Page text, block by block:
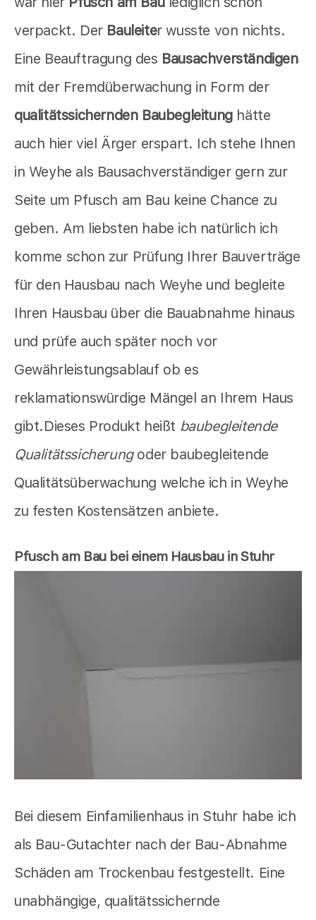
verpackt. Der Bauleiter wusste von nichts.
Eine Beauftragung des Bausachverständigen
mit der Fremdüberwachung in Form der
qualitätssichernden Baubegleitunghätte
auch hier viel Ärger erspart. Ich stehe Ihnen
in Weyhe als Bausachverständiger gern zur
Seite um Pfusch am Bau keine Chance zu
geben. Am liebsten habe ich natürlich ich
komme schon zur Prüfung Ihrer Bauverträge
für den Hausbau nach Weyhe und begleite
Ihren Hausbau über die Bauabnahme hinaus
und prüfe auch später noch vor
Gewährleistungsablauf ob es
reklamationswürdige Mängel an Ihrem Haus
gibt.Dieses Produkt heißt baubegleitende
Qualitätssicherung oder baubegleitende
Qualitätsüberwachung welche ich in Weyhe
zu festen Kostensätzen anbiete.
Pfusch am Bau bei einem Hausbau in Stuhr
Bei diesem Einfamilienhaus in Stuhr habe ich
als Bau-Gutachter nach der Bau-Abnahme
Schäden am Trockenbau festgestellt. Eine
unabhängige, qualitätssichernde